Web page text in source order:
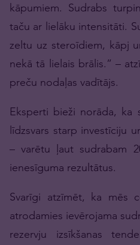
kāpumiem. Sudrabs
taču ar lielāku intensitāti.
zeltu uz steroīdiem, kāpj
nekā tā lielais brālis.” –
preču nodaļas vadītājs.
Eksperti bieži norāda, ka
līdzsvars starp investīciju
– varētu ļaut sudrabam
ienesīguma rezultātus.
Svarīgi atzīmēt, ka mēs
atrodamies ievērojama
rezervju izsīkšanas